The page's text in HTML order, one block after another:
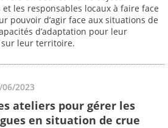
les responsables locaux à faire face
pouvoir d’agir face aux situations de
d’adaptation pour leur
sur leur territoire.
2023
ateliers pour gérer les
en situation de crue